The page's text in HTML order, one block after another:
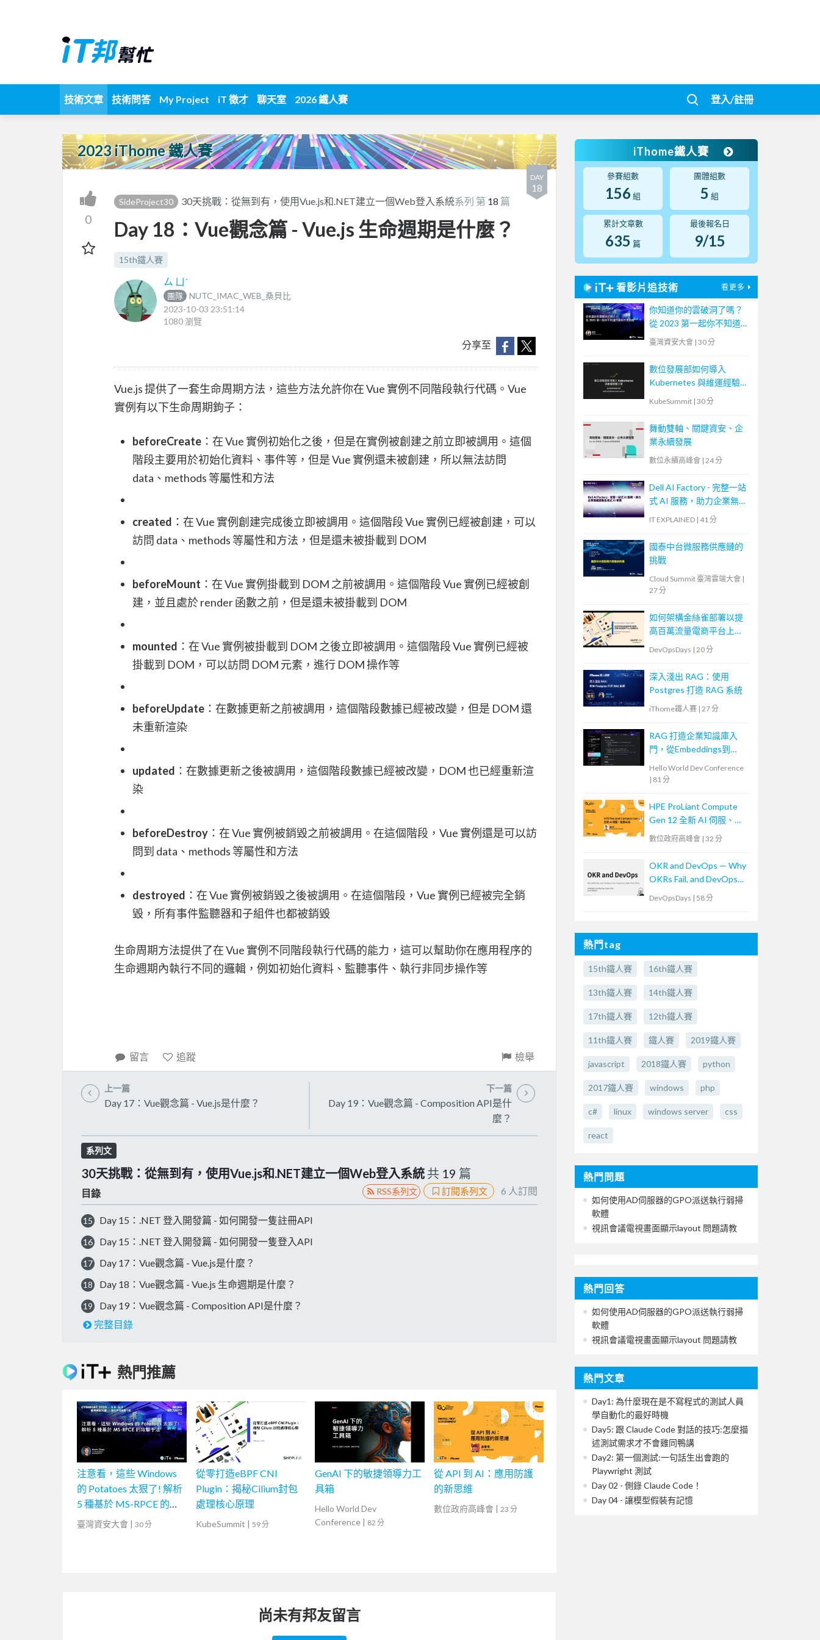
技術文章 技術問答 My Project iT 徵才 聊天室 2026 鐵人賽 登入/註冊
2023 iThome 鐵人賽
DAY
18
0
SideProject30 30天挑戰：從無到有，使用Vue.js和.NET建立一個Web登入系統系列 第 18 篇
Day 18：Vue觀念篇 - Vue.js 生命週期是什麼？
15th鐵人賽
ㄙ ㄩˊ
團隊
NUTC_IMAC_WEB_桑貝比
2023-10-03 23:51:14
1080 瀏覽
分享至
Vue.js 提供了一套生命周期方法，這些方法允許你在 Vue 實例不同階段執行代碼。Vue
實例有以下生命周期鉤子：
beforeCreate ：在 Vue 實例初始化之後，但是在實例被創建之前立即被調用。這個
階段主要用於初始化資料、事件等，但是 Vue 實例還未被創建，所以無法訪問
data、methods 等屬性和方法
created ：在 Vue 實例創建完成後立即被調用。這個階段 Vue 實例已經被創建，可以
訪問 data、methods 等屬性和方法，但是還未被掛載到 DOM
beforeMount ：在 Vue 實例掛載到 DOM 之前被調用。這個階段 Vue 實例已經被創
建，並且處於 render 函數之前，但是還未被掛載到 DOM
mounted ：在 Vue 實例被掛載到 DOM 之後立即被調用。這個階段 Vue 實例已經被
掛載到 DOM，可以訪問 DOM 元素，進行 DOM 操作等
beforeUpdate ：在數據更新之前被調用，這個階段數據已經被改變，但是 DOM 還
未重新渲染
updated ：在數據更新之後被調用，這個階段數據已經被改變，DOM 也已經重新渲
染
beforeDestroy ：在 Vue 實例被銷毀之前被調用。在這個階段，Vue 實例還是可以訪
問到 data、methods 等屬性和方法
destroyed ：在 Vue 實例被銷毀之後被調用。在這個階段，Vue 實例已經被完全銷
毀，所有事件監聽器和子組件也都被銷毀
生命周期方法提供了在 Vue 實例不同階段執行代碼的能力，這可以幫助你在應用程序的
生命週期內執行不同的邏輯，例如初始化資料、監聽事件、執行非同步操作等
留言 追蹤 檢舉
上一篇
Day 17：Vue觀念篇 - Vue.js是什麼？
下一篇
Day 19：Vue觀念篇 - Composition API是什
麼？
系列文
30天挑戰：從無到有，使用Vue.js和.NET建立一個Web登入系統 共 19 篇
目錄 RSS系列文 訂閱系列文 6 人訂閱
15 Day 15：.NET 登入開發篇 - 如何開發一隻註冊API
16 Day 15：.NET 登入開發篇 - 如何開發一隻登入API
17 Day 17：Vue觀念篇 - Vue.js是什麼？
18 Day 18：Vue觀念篇 - Vue.js 生命週期是什麼？
19
Day 19：Vue觀念篇 - Composition API是什麼？
完整目錄
熱門推薦
注意看，這些 Windows
的 Potatoes 太狠了! 解析
5 種基於 MS-RPCE 的攻
擊手法
臺灣資安大會 | 30 分
從零打造eBPF CNI
Plugin：揭秘Cilium封包
處理核心原理
KubeSummit | 59 分
GenAI 下的敏捷領導力工
具箱
Hello World Dev
Conference | 82 分
從 API 到 AI：應用防護
的新思維
數位政府高峰會 | 23 分
尚未有邦友留言
iThome鐵人賽
參賽組數
156 組
團體組數
5 組
累計文章數
635 篇
最後報名日
9/15
看影片追技術 看更多
你知道你的雲破洞了嗎？
從 2023 第一起你不知道
的資料外洩談起。
臺灣資安大會 | 30 分
數位發展部如何導入
Kubernetes 與維運經驗
KubeSummit | 30 分
舞動雙軸、關鍵資安、企
業永續發展
數位永續高峰會 | 24 分
Dell AI Factory - 完整一站
式 AI 服務，助力企業無
痛啟動生成式 AI 專案
IT EXPLAINED | 41 分
國泰中台微服務供應鏈的
挑戰
Cloud Summit 臺灣雲端大會 |
27 分
如何架構金絲雀部署以提
高百萬流量電商平台上版
DevOpsDays | 20 分
深入淺出 RAG：使用
Postgres 打造 RAG 系統
iThome鐵人賽 | 27 分
RAG 打造企業知識庫入
門，從Embeddings到
Hello World Dev Conference
| 81 分
HPE ProLiant Compute
Gen 12 全新 AI 伺服、智
勝未來
數位政府高峰會 | 32 分
OKR and DevOps — Why
OKRs Fail, and DevOps
as the Practice to Make
DevOps -なぜOKRは失
てのDevOps-
DevOpsDays | 58 分
熱門tag
15th鐵人賽 16th鐵人賽
13th鐵人賽 14th鐵人賽
17th鐵人賽 12th鐵人賽
11th鐵人賽 鐵人賽 2019鐵人賽
javascript 2018鐵人賽 python
2017鐵人賽 windows php
c# linux windows server css
react
熱門問題
如何使用AD伺服器的GPO派送執行弱掃
軟體
視訊會議電視畫面顯示layout 問題請教
熱門回答
如何使用AD伺服器的GPO派送執行弱掃
軟體
視訊會議電視畫面顯示layout 問題請教
熱門文章
Day1: 為什麼現在是不寫程式的測試人員
學自動化的最好時機
Day5: 跟 Claude Code 對話的技巧:怎麼描
述測試需求才不會雞同鴨講
Day2: 第一個測試:一句話生出會跑的
Playwright 測試
Day 02 - 側錄 Claude Code！
Day 04 - 讓模型假裝有記憶